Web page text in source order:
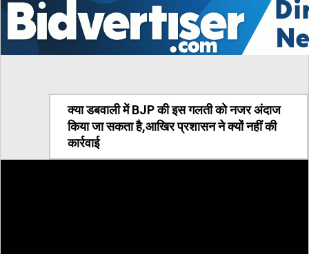
क्या डबवाली में BJP की इस गलती को नजर अंदाज
किया जा सकता है,आखिर प्रशासन ने क्यों नहीं की
कार्रवाई